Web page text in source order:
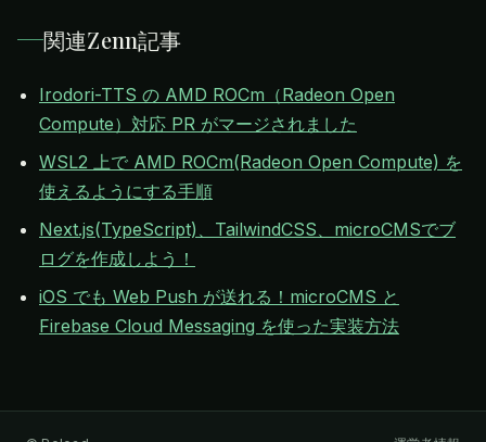
関連Zenn記事
Irodori-TTS の AMD ROCm（Radeon Open
Compute）対応 PR がマージされました
WSL2 上で AMD ROCm(Radeon Open Compute) を
使えるようにする手順
Next.js(TypeScript)、TailwindCSS、microCMSでブ
ログを作成しよう！
iOS でも Web Push が送れる！microCMS と
Firebase Cloud Messaging を使った実装方法